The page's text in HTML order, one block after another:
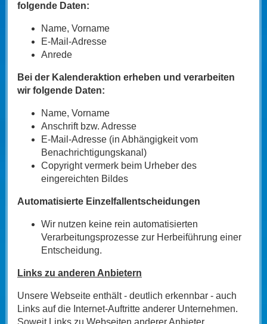
folgende Daten:
Name, Vorname
E-Mail-Adresse
Anrede
Bei der Kalenderaktion erheben und verarbeiten
wir folgende Daten:
Name, Vorname
Anschrift bzw. Adresse
E-Mail-Adresse (in Abhängigkeit vom
Benachrichtigungskanal)
Copyright vermerk beim Urheber des
eingereichten Bildes
Automatisierte Einzelfallentscheidungen
Wir nutzen keine rein automatisierten
Verarbeitungsprozesse zur Herbeiführung einer
Entscheidung.
Links zu anderen Anbietern
Unsere Webseite enthält - deutlich erkennbar - auch
Links auf die Internet-Auftritte anderer Unternehmen.
Soweit Links zu Webseiten anderer Anbieter